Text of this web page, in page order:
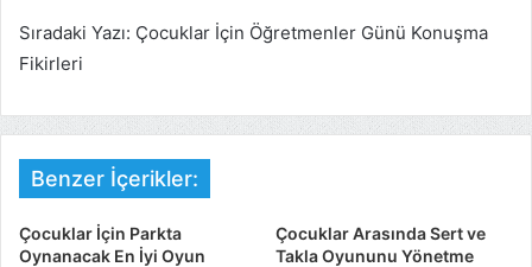
Sıradaki Yazı: Çocuklar İçin Öğretmenler Günü Konuşma
Fikirleri
Benzer İçerikler:
Çocuklar İçin Parkta
Oynanacak En İyi Oyun
Çocuklar Arasında Sert ve
Takla Oyununu Yönetme